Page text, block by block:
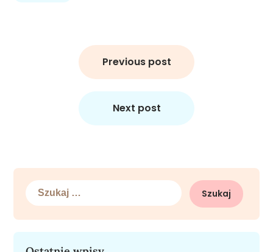
Previous post
Next post
Szukaj: